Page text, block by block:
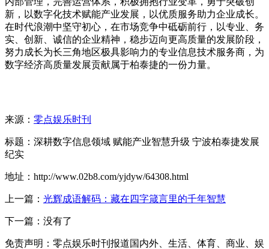
新，以数字化技术赋能产业发展，以优质服务助力企业成长。
在时代浪潮中坚守初心，在市场竞争中砥砺前行，以专业、务
实、创新、诚信的企业精神，稳步迈向更高质量的发展阶段，
努力成长为长三角地区极具影响力的专业信息技术服务商，为
数字经济高质量发展贡献属于柏泰捷的一份力量。
来源： 零点娱乐时刊
标题：深耕数字信息领域 赋能产业智慧升级 宁波柏泰捷发展
纪实
地址：http://www.02b8.com/yjdyw/64308.html
上一篇： 光辉成语解码：藏在四字箴言里的千年智慧
下一篇：没有了
免责声明：零点娱乐时刊报道国内外、生活、体育、商业、娱